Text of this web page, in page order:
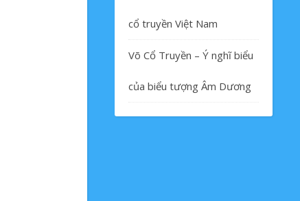
cổ truyền Việt Nam
Võ Cổ Truyền – Ý nghĩ biểu
của biểu tượng Âm Dương